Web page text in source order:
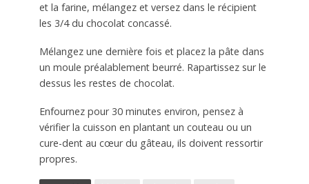
et la farine, mélangez et versez dans le récipient
les 3/4 du chocolat concassé.
Mélangez une dernière fois et placez la pâte dans
un moule préalablement beurré. Rapartissez sur le
dessus les restes de chocolat.
Enfournez pour 30 minutes environ, pensez à
vérifier la cuisson en plantant un couteau ou un
cure-dent au cœur du gâteau, ils doivent ressortir
propres.